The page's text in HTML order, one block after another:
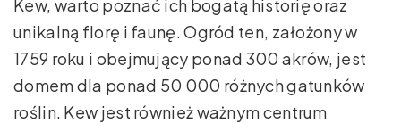
Kew, warto poznać ich bogatą historię oraz
unikalną florę i faunę. Ogród ten, założony w
1759 roku i obejmujący ponad 300 akrów, jest
domem dla ponad 50 000 różnych gatunków
roślin. Kew jest również ważnym centrum